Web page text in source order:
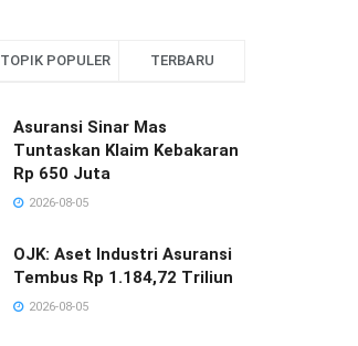
TOPIK POPULER TERBARU
Asuransi Sinar Mas
Tuntaskan Klaim Kebakaran
Rp 650 Juta
2026-08-05
OJK: Aset Industri Asuransi
Tembus Rp 1.184,72 Triliun
2026-08-05